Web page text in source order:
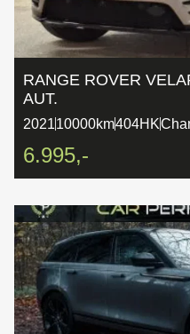
RANGE ROVER
AUT.
202110000km404HK
6.995,-